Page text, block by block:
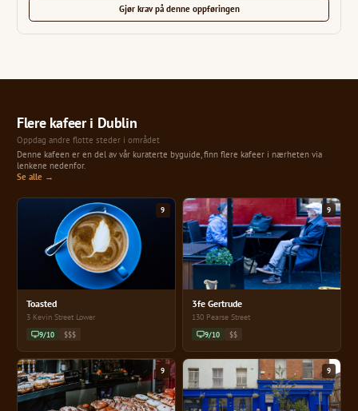
Gjør krav på denne oppføringen
Flere kafeer i Dublin
Oppdag andre flotte steder i området
Denne kafeen er en del av vår kuraterte byguide, finn flere kafeer i nærheten via
lenkene nedenfor.
Se alle →
9
Toasted
3 Kevin Street Lower
9/10 $$$
9
3fe Gertrude
130 Pearse Street
9/10 $$
9 9